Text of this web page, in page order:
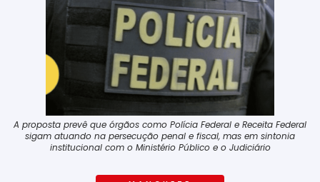
A proposta prevê que órgãos como Polícia Federal e Receita Federal
sigam atuando na persecução penal e fiscal, mas em sintonia
institucional com o Ministério Público e o Judiciário